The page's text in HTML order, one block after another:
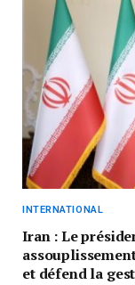
INTERNATIONAL
Iran : Le
et défend la